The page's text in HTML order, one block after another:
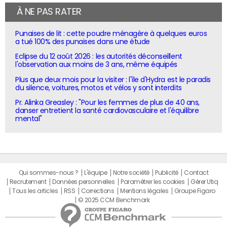
À NE PAS RATER
Punaises de lit : cette poudre ménagère à quelques euros
a tué 100% des punaises dans une étude
Eclipse du 12 août 2026 : les autorités déconseillent
l'observation aux moins de 3 ans, même équipés
Plus que deux mois pour la visiter : l'île d'Hydra est le paradis
du silence, voitures, motos et vélos y sont interdits
Pr. Alinka Greasley : "Pour les femmes de plus de 40 ans,
danser entretient la santé cardiovasculaire et l'équilibre
mental"
Qui sommes-nous ? L'équipe Notre société Publicité
Contact
Recrutement
Données personnelles Paramétrer les cookies
Gérer Utiq
Tous les articles
RSS Corrections Mentions légales
Groupe Figaro
© 2025 CCM Benchmark